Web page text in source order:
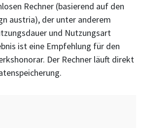
Rechner (basierend auf den
austria), der unter anderem
und Nutzungsart
ist eine Empfehlung für den
Der Rechner läuft direkt